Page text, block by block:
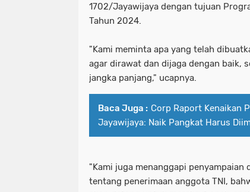
1702/Jayawijaya dengan tujuan
Tahun 2024.
"Kami meminta apa yang telah
agar dirawat dan dijaga dengan baik,
jangka panjang," ucapnya.
Baca Juga : Corp Raport Kenaikan
Jayawijaya: Naik Pangkat Harus
"Kami juga menanggapi penyampaian
tentang penerimaan anggota TNI,